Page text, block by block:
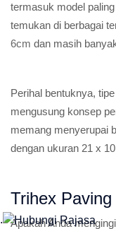
termasuk model
temukan di berbagai
6cm dan masih
Perihal bentuknya,
mengusung konsep
memang menyerupai
dengan ukuran 21 x
Trihex
Apakah Anda
.